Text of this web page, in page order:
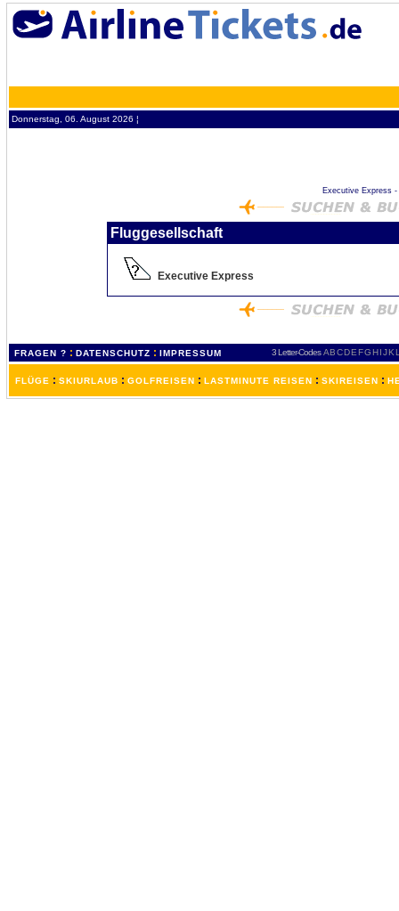
Donnerstag, 06. August 2026 ¦
Executive Express
Fluggesellschaft
Executive Express
FRAGEN ? : DATENSCHUTZ : IMPRESSUM 3 Letter-Codes ABCDEFGH IJKL
FLÜGE : SKIURLAUB : GOLFREISEN : LASTMINUTE REISEN : SKIREISEN :